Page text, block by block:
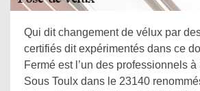
Qui dit changement de vélux par
certifiés dit expérimentés dans ce
Fermé est l’un des professionnels
Sous Toulx dans le 23140